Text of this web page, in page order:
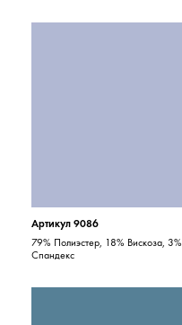
Артикул 9086
79% Полиэстер, 18% Вискоза, 3%
Спандекс